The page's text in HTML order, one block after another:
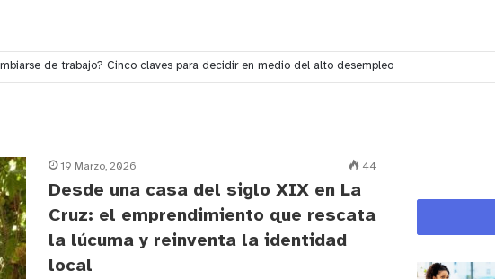
financiamiento para avanzar en la construcción del Puente Colón de Limache
19 Marzo, 2026 44
Desde una casa del siglo XIX en La
Cruz: el emprendimiento que rescata
la lúcuma y reinventa la identidad
local